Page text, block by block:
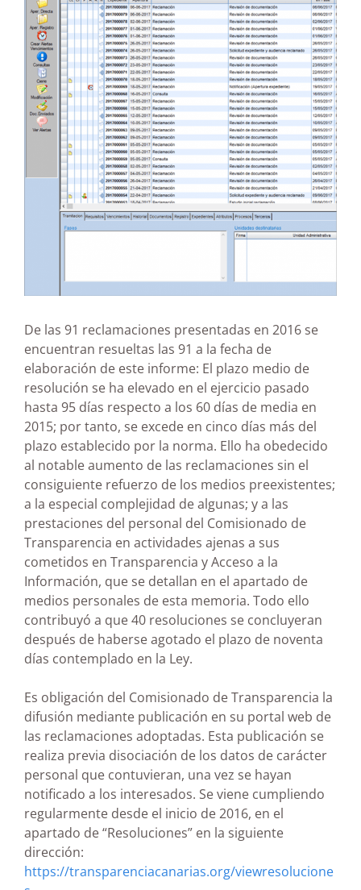
De las 91 reclamaciones presentadas en 2016 se
encuentran resueltas las 91 a la fecha de
elaboración de este informe: El plazo medio de
resolución se ha elevado en el ejercicio pasado
hasta 95 días respecto a los 60 días de media en
2015; por tanto, se excede en cinco días más del
plazo establecido por la norma. Ello ha obedecido
al notable aumento de las reclamaciones sin el
consiguiente refuerzo de los medios preexistentes;
a la especial complejidad de algunas; y a las
prestaciones del personal del Comisionado de
Transparencia en actividades ajenas a sus
cometidos en Transparencia y Acceso a la
Información, que se detallan en el apartado de
medios personales de esta memoria. Todo ello
contribuyó a que 40 resoluciones se concluyeran
después de haberse agotado el plazo de noventa
días contemplado en la Ley.
Es obligación del Comisionado de Transparencia la
difusión mediante publicación en su portal web de
las reclamaciones adoptadas. Esta publicación se
realiza previa disociación de los datos de carácter
personal que contuvieran, una vez se hayan
notificado a los interesados. Se viene cumpliendo
regularmente desde el inicio de 2016, en el
apartado de “Resoluciones” en la siguiente
dirección:
https://transparenciacanarias.org/viewresolucione